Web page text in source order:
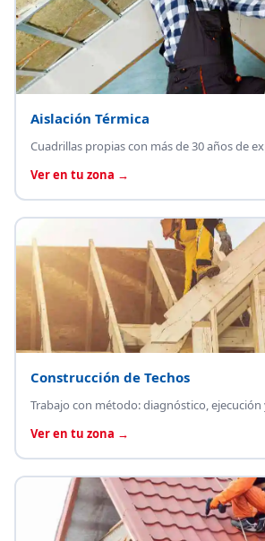
Aislación Térmica
Cuadrillas propias con más de 30 años de
Ver en tu zona →
Construcción de Techos
Trabajo con método: diagnóstico, ejecución
Ver en tu zona →